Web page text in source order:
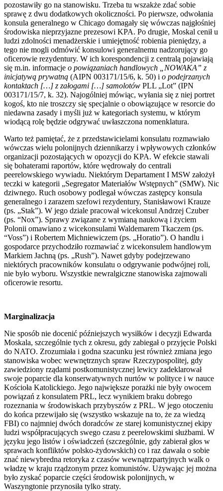
pozostawiły go na stanowisku. Trzeba tu wszakże zdać sobie
sprawę z dwu dodatkowych okoliczności. Po pierwsze, odwołania
konsula generalnego w Chicago domagały się wówczas najgłośniej
środowiska nieprzyjazne prezesowi KPA. Po drugie, Moskal cenił u
ludzi zdolności menadżerskie i umiejętność robienia pieniędzy, a
tego nie mogli odmówić konsulowi generalnemu nadzorujący go
oficerowie rezydentury. W ich korespondencji z centralą pojawiają
się m.in. informacje o powiązaniach handlowych „NOWAKA” z
inicjatywą prywatną (AIPN 003171/15/6, k. 50) i o podejrzanych
kontaktach […] z załogami […] samolotów PLL „Lot” (IPN
003171/15/7, k. 32). Najogólniej mówiąc, wyłania się z niej portret
kogoś, kto nie troszczy się specjalnie o obowiązujące w resorcie do
niedawna zasady i myśli już w kategoriach systemu, w którym
wiodącą rolę będzie odgrywać uwłaszczona nomenklatura.
Warto też pamiętać, że z przedstawicielami konsulatu rozmawiało
wówczas wielu polonijnych dziennikarzy i wpływowych członków
organizacji pozostających w opozycji do KPA. W efekcie stawali
się bohaterami raportów, które wędrowały do centrali
peerelowskiego wywiadu. Niektórym Departament I MSW założył
teczki w kategorii „Segregator Materiałów Wstępnych” (SMW). Nic
dziwnego. Ruch osobowy podlegał wówczas zastępcy konsula
generalnego i zarazem szefowi rezydentury, Stanisławowi Krauze
(ps. „Stak”). W jego dziale pracował wicekonsul Andrzej Czuber
(ps. “Nox”). Sprawy związane z wymianą naukową i życiem
Polonii omawiano z wicekonsulami Waldemarem Tkaczem (ps.
“Voss”) i Robertem Michniewiczem (ps. „Horatio”). O handlu i
gospodarce przychodziło rozmawiać z wicekonsulem handlowym
Markiem Jachną (ps. „Rush”). Nawet gdyby podejrzewano
niektórych pracowników konsulatu o odgrywanie podwójnej roli,
nie było wyboru. Wszystkie newralgiczne stanowiska zajmowali
oficerowie resortu.
Marginalizacja
Nie sposób nie docenić późniejszych wysiłków i decyzji Edwarda
Moskala, szczególnie tych z okresu, gdy zabiegał o przyjęcie Polski
do NATO. Zrozumiała i godna szacunku jest również zmiana jego
stanowiska wobec wewnętrznych spraw Rzeczypospolitej, gdy
zawiedziony rządami postkomunistycznej lewicy zadeklarował
swoje poparcie dla konserwatywnych nurtów w polityce i w nauce
Kościoła Katolickiego. Jego największe porażki nie były owocem
powiązań z konsulatem PRL, lecz wynikiem braku dobrego
rozeznania w środowiskach przybyszów z PRL. W jego otoczeniu
do końca przewijało się (wszystko wskazuje na to, że za wiedzą
FBI) co najmniej dwóch doradców ze starej komunistycznej ekipy
ludzi współpracujących swego czasu z peerelowskimi służbami. W
języku jego listów i oświadczeń (szczególnie, gdy zabierał głos w
sprawach konfliktów polsko-żydowskich) co i raz dawała o sobie
znać niewybredna retoryka z czasów wewnątrzpartyjnych walk o
władzę w kraju rządzonym przez komunistów. Używając jej można
było zyskać poparcie części środowisk polonijnych, w
Waszyngtonie przynosiła tylko straty.